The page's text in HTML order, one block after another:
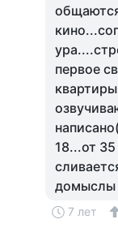
первое
18...от
домыслы
7 лет